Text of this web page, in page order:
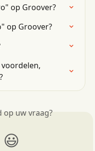
op Groover?
op Groover?
op uw vraag?
😃